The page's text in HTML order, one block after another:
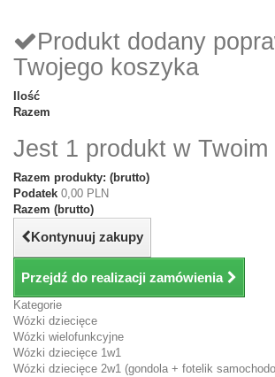
Produkt dodany
Twojego koszyka
Ilość
Razem
Jest 1 produkt w Twoim
Razem produkty: (brutto)
Podatek 0,00 PLN
Razem (brutto)
Kontynuuj zakupy
Przejdź do realizacji zamówienia
Kategorie
Wózki dziecięce
Wózki wielofunkcyjne
Wózki dziecięce 1w1
Wózki dziecięce 2w1 (gondola + fotelik